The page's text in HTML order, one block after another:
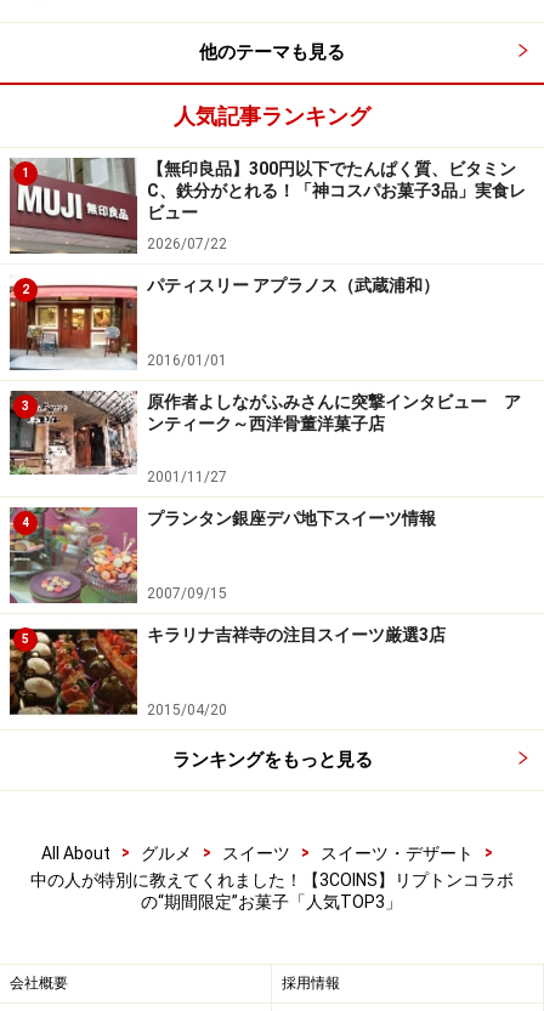
ーナツが大人気のよう。こちらは、ひと口タイプのボー
ル状になったドーナツが5個入っていて、先ほどのドー
ナツよりも安価で楽しむことができます。
ころんとしたサイズのボール状ドーナツが5個入っています
食べてみると、ミルクと紅茶の風味がふんわりと感じら
れて、しっとり食感のドーナツが幸せな気持ちになるお
いしさ。
子どもも食べやすい、ころんとしたサイズ感も魅力的で
す。デスクワーク中に、ついパクッと食べたくなってし
まいます。レモンティー、アップルティーフレーバーも
おいしいですよ！
1位：「しっかり絡めたミルクティーポップ
コーン」
「スリコ×リプトン」期間限定商品の一番人気は「しっか
り絡めたミルクティーポップコーン」324円（税込）。
用し、ミルクティーの味わいに仕上げたポップコーンな
他のテーマも見る
人気記事ランキング
1
【無印良品】300円以下でたんぱく質、ビタミン
C、鉄分がとれる！「神コスパお菓子3品」実食レ
ビュー
2026/07/22
2 パティスリー アプラノス（武蔵浦和）
2016/01/01
3
原作者よしながふみさんに突撃インタビュー ア
ンティーク～西洋骨董洋菓子店
2001/11/27
4 プランタン銀座デパ地下スイーツ情報
2007/09/15
5 キラリナ吉祥寺の注目スイーツ厳選3店
2015/04/20
ランキングをもっと見る
All About > グルメ > スイーツ > スイーツ・デザート
>
中の人が特別に教えてくれました！【3COINS】リプトンコラボ
の“期間限定”お菓子「人気TOP3」
会社概要 採用情報